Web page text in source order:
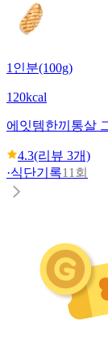
1인분(100g)
120kcal
에잇템한끼통살
4.3(리뷰 3개)
·식단기록11회